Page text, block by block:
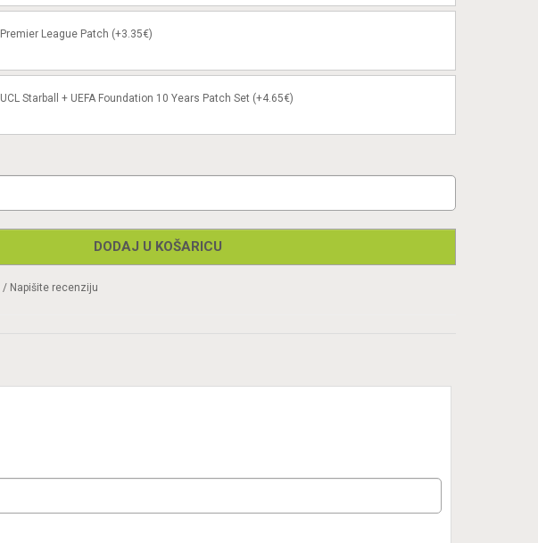
Premier League Patch (+3.35€)
UCL Starball + UEFA Foundation 10 Years Patch Set (+4.65€)
DODAJ U KOŠARICU
/ Napišite recenziju